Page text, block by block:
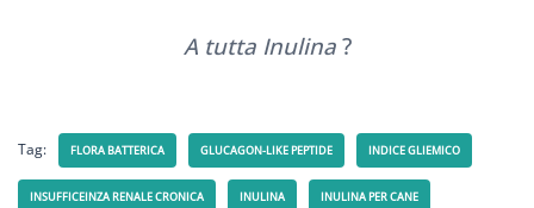
A tutta Inulina ?
Tag: FLORA BATTERICA GLUCAGON-LIKE PEPTIDE INDICE GLIEMICO
INSUFFICEINZA RENALE CRONICA INULINA INULINA PER CANE